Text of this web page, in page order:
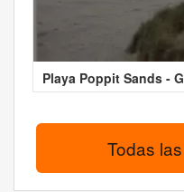
Playa Poppit Sands -
Todas